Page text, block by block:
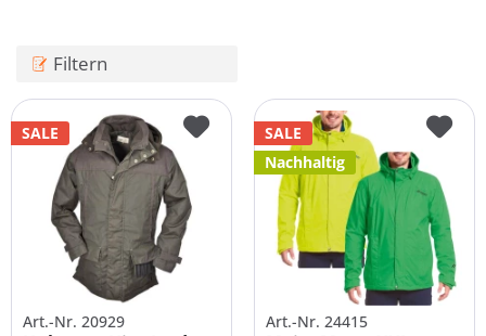
Filtern
SALE
Art.-Nr. 20929
SALE
Nachhaltig
Art.-Nr. 24415